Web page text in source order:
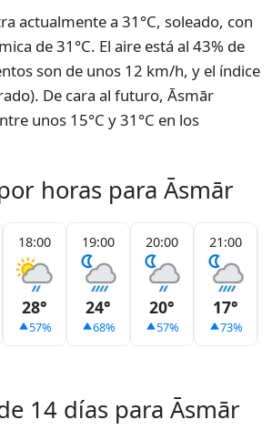
actualmente a 31°C, soleado, con
de 31°C. El aire está al 43% de
son de unos 12 km/h, y el índice
De cara al futuro, Āsmār
unos 15°C y 31°C en los
horas para Āsmār
18:00
28°
57%
19:00
24°
68%
20:00
20°
57%
21:00
17°
73%
14 días para Āsmār